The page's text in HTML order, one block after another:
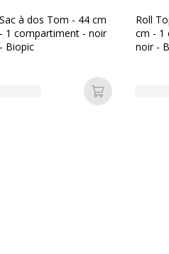
panier
Sac à dos Tom - 44 cm
- 1 compartiment - noir
- Biopic
Ajouter au
Roll
cm - 1
noir -